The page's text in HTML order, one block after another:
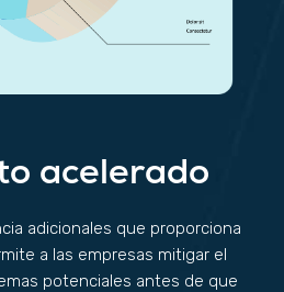
acelerado
adicionales que proporciona
a las empresas mitigar el
potenciales antes de que